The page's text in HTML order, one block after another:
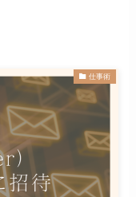
仕事術